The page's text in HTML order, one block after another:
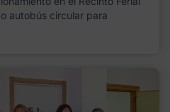
autobús circular para